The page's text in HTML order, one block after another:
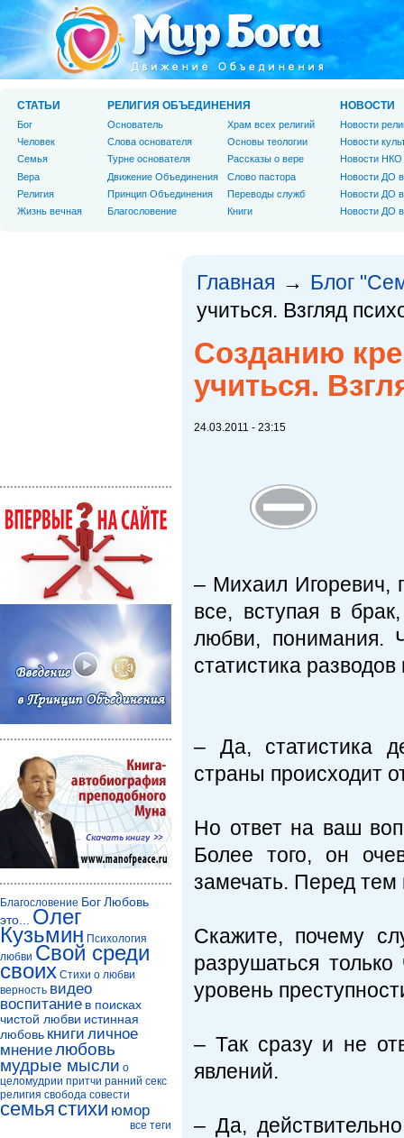
Главная → Блог
учиться. Взгляд
Созданию
учиться.
24.03.2011 - 23:15
– Михаил Игоревич,
все, вступая в
любви, понимания.
статистика
– Да, статистика
страны происходит
Но ответ на ваш
Более того, он
замечать. Перед тем
Скажите, почему
разрушаться
уровень
– Так сразу и не
явлений.
– Да,
СТАТЬИ
Бог
Человек
Cемья
Вера
Религия
Жизнь вечная
РЕЛИГИЯ ОБЪЕДИНЕНИЯ
Основатель
Слова основателя
Турне основателя
Движение Объединения
Принцип Объединения
Благословение
Храм всех религий
Основы теологии
Рассказы о вере
Слово пастора
Переводы служб
Книги
НОВОСТИ
Новости
Новости
Новости НКО
Новости ДО
Новости ДО
Новости ДО
Благословение БогЛюбовь
это...
Олег
Кузьмин Психология
любви Свой среди
своих Стихи о любви
верность видео
воспитание в поисках
чистой любви истинная
любовь книги личное
мнениелюбовь
мудрые мысли о
целомудрии притчи ранний секс
религия свобода совести
семья стихи юмор
все теги